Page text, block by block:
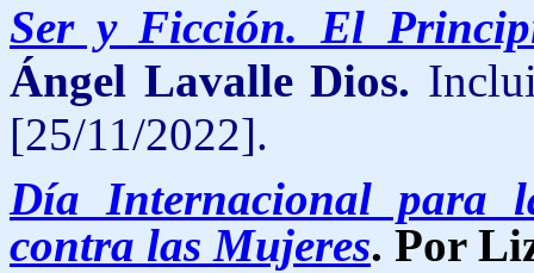
Ser y Ficción. El
Ángel Lavalle Dios.
[25/11/2022].
Día Internacional para
contra las Mujeres. Por